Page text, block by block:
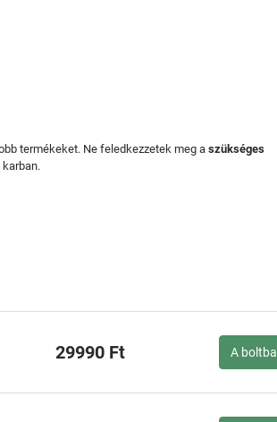
termékeket. Ne feledkezzetek meg a szükséges
29990 Ft A boltba